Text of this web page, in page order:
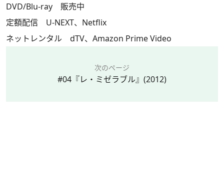
DVD/Blu-ray 販売中
定額配信 U-NEXT、Netflix
ネットレンタル dTV、Amazon Prime Video
次のページ
#04『レ・ミゼラブル』(2012)